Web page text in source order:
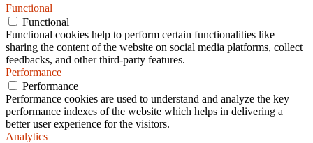
Functional
Functional
Functional cookies help to perform certain functionalities like
sharing the content of the website on social media platforms, collect
feedbacks, and other third-party features.
Performance
Performance
Performance cookies are used to understand and analyze the key
performance indexes of the website which helps in delivering a
better user experience for the visitors.
Analytics